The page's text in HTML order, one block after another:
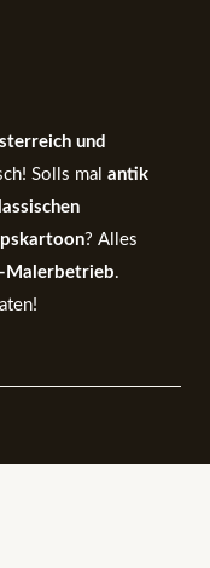
und
Solls mal antik
? Alles
Malerbetrieb.